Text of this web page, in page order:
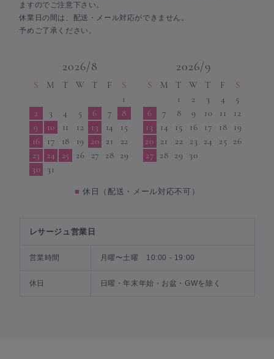
ますのでご注意下さい。
休業日の間は、配送・メール対応ができません。
予めご了承ください。
2026/8
S M T W T F
S
1
2
3 4 5 6 7
8
9
10 11 12 13 14
15
16
17 18 19 20 21
22
23
24 25 26 27 28
29
30
31
2026/9
S M T W T F
S
1
2 3 4
5
6
7 8 9 10 11
12
13
14 15 16 17 18
19
20
21 22 23 24 25
26
27
28 29 30
■ 休日（配送・メール対応不可）
レサージュ営業日
営業時間 月曜〜土曜 10:00 - 19:00
休日 日曜・年末年始・お盆・GWを除く